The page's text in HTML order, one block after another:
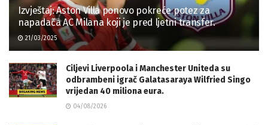
Izvještaj: Aston Villa ponovo pokreće potez za
napadača AC Milana koji je pred ljetni transfer.
21/03/2025
Ciljevi Liverpoola i Manchester Uniteda su
odbrambeni igrač Galatasaraya Wilfried Singo
vrijedan 40 miliona eura.
04/08/2026